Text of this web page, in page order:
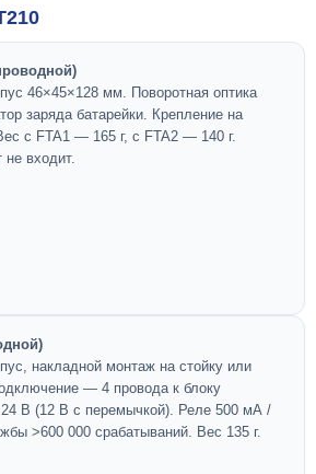
46×45×128 мм. Поворотная оптика
заряда батарейки. Крепление на
с FTA1 — 165 г, с FTA2 — 140 г.
не входит.
накладной монтаж на стойку или
— 4 провода к блоку
В (12 В с перемычкой). Реле 500 мА /
>600 000 срабатываний. Вес 135 г.